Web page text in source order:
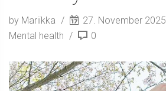
by Mariikka 27. November 2025
Mental health
0